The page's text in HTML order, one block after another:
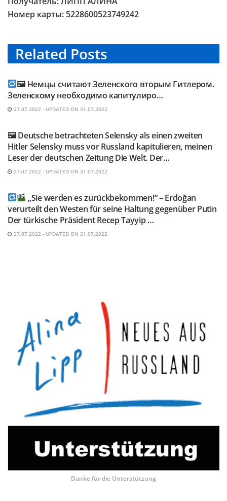
Номер карты: 5228600523749242
Related Posts
TELEGRAM KANAL @NEUESAUSRUSSLAND
🖼 Немцы считают Зеленского вторым Гитлером.
Зеленскому необходимо капитулиро…
27.07.2022 - UPDATED ON 31.07.2022
🖼 Deutsche betrachteten Selensky als einen zweiten
Hitler Selensky muss vor Russland kapitulieren, meinen
Leser der deutschen Zeitung Die Welt. Der…
27.07.2022 - UPDATED ON 31.07.2022
„Sie werden es zurückbekommen!“ – Erdoğan
verurteilt den Westen für seine Haltung gegenüber Putin
Der türkische Präsident Recep Tayyip …
27.07.2022 - UPDATED ON 31.07.2022
Danke für die Unterstützung